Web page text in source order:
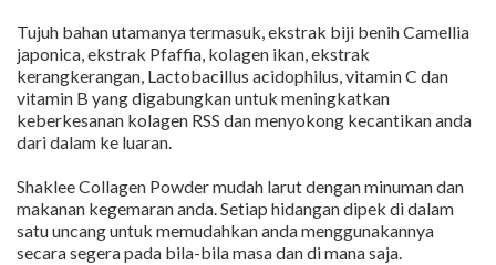
Tujuh bahan utamanya termasuk, ekstrak biji benih Camellia
japonica, ekstrak Pfaffia, kolagen ikan, ekstrak
kerangkerangan, Lactobacillus acidophilus, vitamin C dan
vitamin B yang digabungkan untuk meningkatkan
keberkesanan kolagen RSS dan menyokong kecantikan anda
dari dalam ke luaran.
Shaklee Collagen Powder mudah larut dengan minuman dan
makanan kegemaran anda. Setiap hidangan dipek di dalam
satu uncang untuk memudahkan anda menggunakannya
secara segera pada bila-bila masa dan di mana saja.